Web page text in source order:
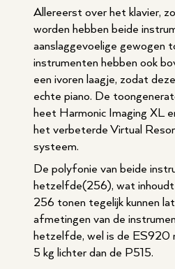
Allereerst over het klavier,
worden hebben beide
aanslaggevoelige gewogen
instrumenten hebben ook
een ivoren laagje, zodat
echte piano. De
heet Harmonic Imaging XL
het verbeterde Virtual
systeem.
De polyfonie van beide
hetzelfde(256), wat
256 tonen tegelijk kunnen
afmetingen van de
hetzelfde, wel is de ES920
5 kg lichter dan de P515.